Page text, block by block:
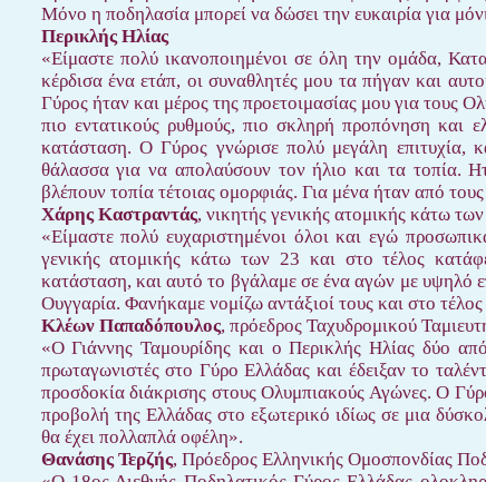
Μόνο η ποδηλασία μπορεί να δώσει την ευκαιρία για
Περικλής Ηλίας
«Είμαστε πολύ ικανοποιημένοι σε όλη την ομάδα,
κέρδισα ένα ετάπ, οι συναθλητές μου τα πήγαν και
Γύρος ήταν και μέρος της προετοιμασίας μου για τους
πιο εντατικούς ρυθμούς, πιο σκληρή προπόνηση και
κατάσταση. Ο Γύρος γνώρισε πολύ μεγάλη επιτυχία,
θάλασσα για να απολαύσουν τον ήλιο και τα τοπία.
βλέπουν τοπία τέτοιας ομορφιάς. Για μένα ήταν από
Χάρης Καστραντάς, νικητής γενικής ατομικής κάτω
«Είμαστε πολύ ευχαριστημένοι όλοι και εγώ
γενικής ατομικής κάτω των 23 και στο τέλος
κατάσταση, και αυτό το βγάλαμε σε ένα αγών με υψηλό
Ουγγαρία. Φανήκαμε νομίζω αντάξιοί τους και στο
Κλέων Παπαδόπουλος, πρόεδρος Ταχυδρομικού
«Ο Γιάννης Ταμουρίδης και ο Περικλής Ηλίας δύο
πρωταγωνιστές στο Γύρο Ελλάδας και έδειξαν το
προσδοκία διάκρισης στους Ολυμπιακούς Αγώνες. Ο
προβολή της Ελλάδας στο εξωτερικό ιδίως σε μια
θα έχει πολλαπλά οφέλη».
Θανάσης Τερζής, Πρόεδρος Ελληνικής Ομοσπονδίας